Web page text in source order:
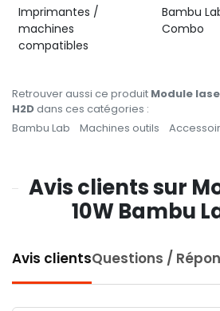
Imprimantes /
machines
compatibles
Bambu
Combo
Retrouver aussi ce produit Module
H2Ddans ces catégories :
Bambu Lab
Machines outils
Avis clients sur
10W Bambu
Avis clientsQuestions /